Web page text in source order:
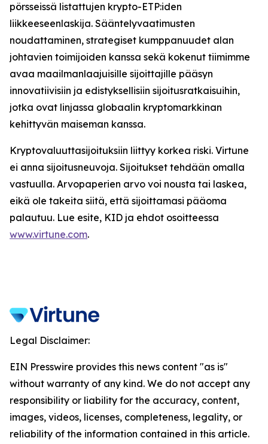
pörsseissä listattujen krypto-ETP:iden
liikkeeseenlaskija. Sääntelyvaatimusten
noudattaminen, strategiset kumppanuudet alan
johtavien toimijoiden kanssa sekä kokenut tiimimme
avaa maailmanlaajuisille sijoittajille pääsyn
innovatiivisiin ja edistyksellisiin sijoitusratkaisuihin,
jotka ovat linjassa globaalin kryptomarkkinan
kehittyvän maiseman kanssa.
Kryptovaluuttasijoituksiin liittyy korkea riski. Virtune
ei anna sijoitusneuvoja. Sijoitukset tehdään omalla
vastuulla. Arvopaperien arvo voi nousta tai laskea,
eikä ole takeita siitä, että sijoittamasi pääoma
palautuu. Lue esite, KID ja ehdot osoitteessa
www.virtune.com.
Legal Disclaimer:
EIN Presswire provides this news content "as is"
without warranty of any kind. We do not accept any
responsibility or liability for the accuracy, content,
images, videos, licenses, completeness, legality, or
reliability of the information contained in this article.